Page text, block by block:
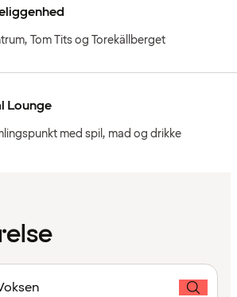
Tom Tits og Torekällberget
Lounge
med spil, mad og drikke